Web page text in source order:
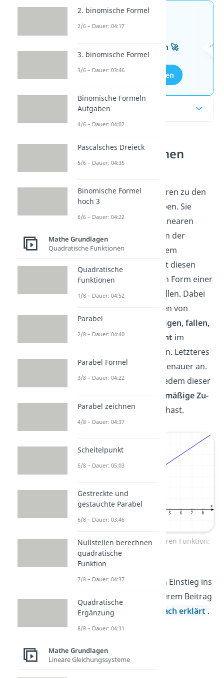
Wissen mit unseren
kostenlosen Aufgaben 🚀
Aufgaben entdecken
Inhaltsübersicht
Lineare Funktionen
einfach erklärt
Lineare Funktionen gehören zu den
einfachsten Funktionstypen. Sie
veranschaulichen einen linearen
Zusammenhang zwischen der
Definitionsmenge
und dem
Wertebereich
. Du kannst diesen
Zusammenhang immer in Form einer
Geradegraphisch darstellen. Dabei
gibt es verschiedene Arten von
Geraden: Sie können
steigen, fallen,
senkrecht oder waagrecht im
Koordinatensystem liegen. Letzteres
schauen wir uns später genauer an.
Linear bedeutet aber in jedem dieser
gleichmäßige Zu-
oder Abnahmegegeben hast.
Funktionsgraph einer linearen Funktion:
Hinweis:Einen leichteren Einstieg ins
Thema findest du in unserem Beitrag
Lineare Funktionen einfach erklärt .
2. binomische Formel
2/6 – Dauer: 04:17
3. binomische Formel
3/6 – Dauer: 03:46
Binomische Formeln
Aufgaben
4/6 – Dauer: 04:02
Pascalsches Dreieck
5/6 – Dauer: 04:35
Binomische Formel
hoch 3
6/6 – Dauer: 04:22
Mathe Grundlagen
Quadratische Funktionen
Quadratische
Funktionen
1/8 – Dauer: 04:52
Parabel
2/8 – Dauer: 04:40
Parabel Formel
3/8 – Dauer: 04:22
Parabel zeichnen
4/8 – Dauer: 04:37
Scheitelpunkt
5/8 – Dauer: 05:03
Gestreckte und
gestauchte Parabel
6/8 – Dauer: 03:46
Nullstellen berechnen
quadratische
Funktion
7/8 – Dauer: 04:37
Quadratische
Ergänzung
8/8 – Dauer: 04:31
Mathe Grundlagen
Lineare Gleichungssysteme